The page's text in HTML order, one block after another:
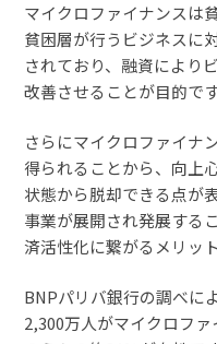
マイクロファイナンスは
貧困層が行うビジネスに
されており、融資により
改善させることが目的です
さらにマイクロファイナ
得られることから、向上
状態から脱却できる点が
事業が展開され発展する
済活性化に繋がるメリッ
BNPパリバ銀行の調べに
2,300万人がマイクロフ